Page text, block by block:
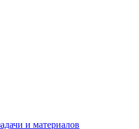
и материалов